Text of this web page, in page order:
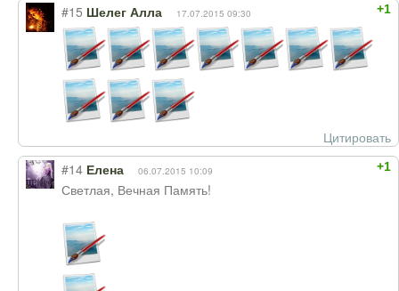
+1
#15 Шелег Алла 17.07.2015 09:30
Цитировать
+1
#14 Елена 06.07.2015 10:09
Светлая, Вечная Память!